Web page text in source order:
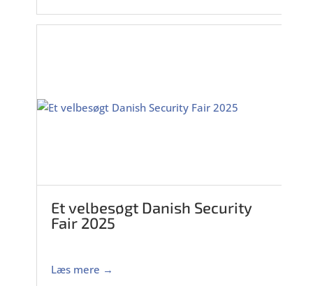
Et velbesøgt Danish Security
Fair 2025
Læs mere →